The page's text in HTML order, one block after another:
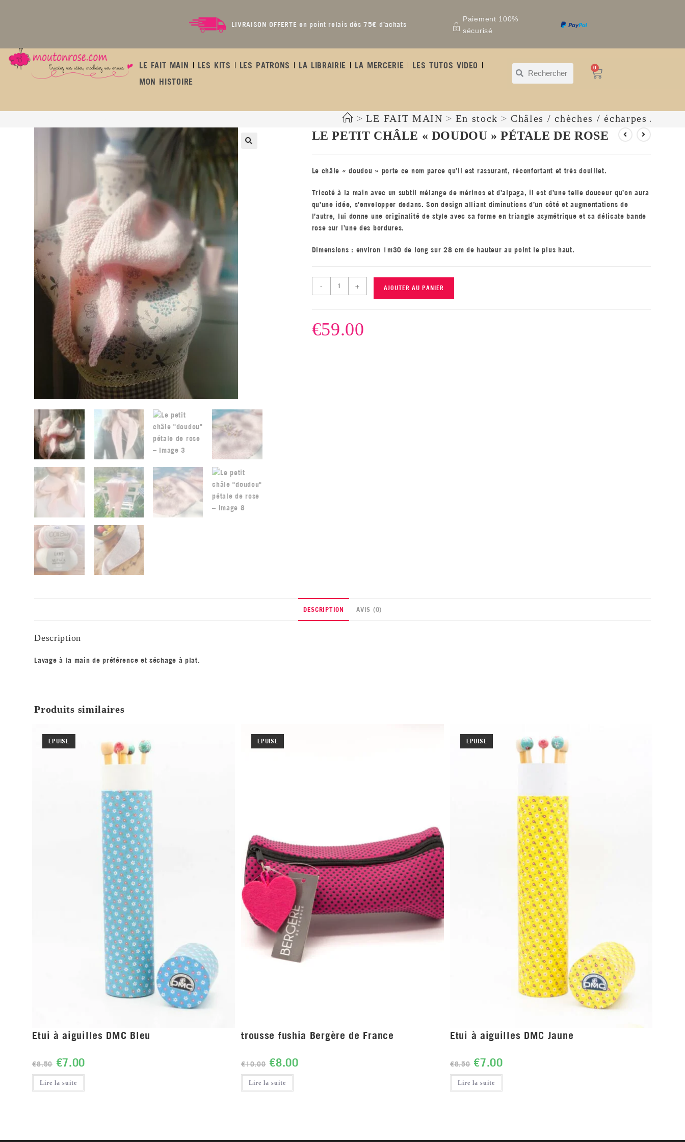
LIVRAISON OFFERTE en point relais dès 75€ d’achats
Paiement 100%
sécurisé
LE FAIT MAIN LES KITS LES PATRONS LA LIBRAIRIE LA MERCERIE
LES TUTOS VIDEO
MON HISTOIRE
0
> LE FAIT MAIN > En stock > Châles / chèches / écharpes /
LE PETIT CHÂLE « DOUDOU » PÉTALE DE ROSE
Le châle « doudou » porte ce nom parce qu’il est rassurant, réconfortant et très douillet.
Tricoté à la main avec un subtil mélange de mérinos et d’alpaga, il est d’une telle douceur qu’on aura
qu’une idée, s’envelopper dedans. Son design alliant diminutions d’un côté et augmentations de
l’autre, lui donne une originalité de style avec sa forme en triangle asymétrique et sa délicate bande
rose sur l’une des bordures.
Dimensions : environ 1m30 de long sur 28 cm de hauteur au point le plus haut.
- + AJOUTER AU PANIER
€59.00
DESCRIPTION AVIS (0)
Description
Lavage à la main de préférence et séchage à plat.
Produits similaires
ÉPUISÉ
Etui à aiguilles DMC Bleu
€8.50 €7.00
Lire la suite
ÉPUISÉ
trousse fushia Bergère de France
€10.00 €8.00
Lire la suite
ÉPUISÉ
Etui à aiguilles DMC Jaune
€8.50 €7.00
Lire la suite